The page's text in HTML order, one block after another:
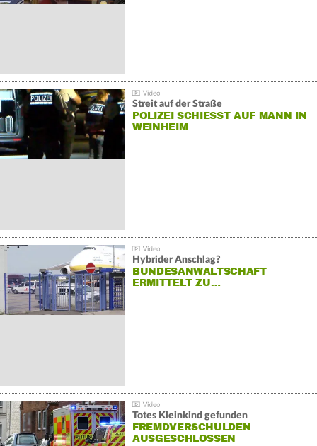
Streit auf der Straße
POLIZEI SCHIESST AUF MANN IN W
EINHEIM
Hybrider Anschlag?
BUNDESANWALTSCHAFT
ERMITTELT ZU…
Totes Kleinkind gefunden
FREMDVERSCHULDEN
AUSGESCHLOSSEN